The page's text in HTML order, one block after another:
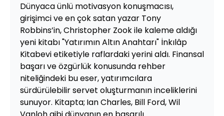
Dünyaca ünlü motivasyon konuşmacısı,
girişimci ve en çok satan yazar Tony
Robbins’in, Christopher Zook ile kaleme aldığı
yeni kitabı "Yatırımın Altın Anahtarı" İnkılâp
Kitabevi etiketiyle raflardaki yerini aldı. Finansal
başarı ve özgürlük konusunda rehber
niteliğindeki bu eser, yatırımcılara
sürdürülebilir servet oluşturmanın inceliklerini
sunuyor. Kitapta; Ian Charles, Bill Ford, Wil